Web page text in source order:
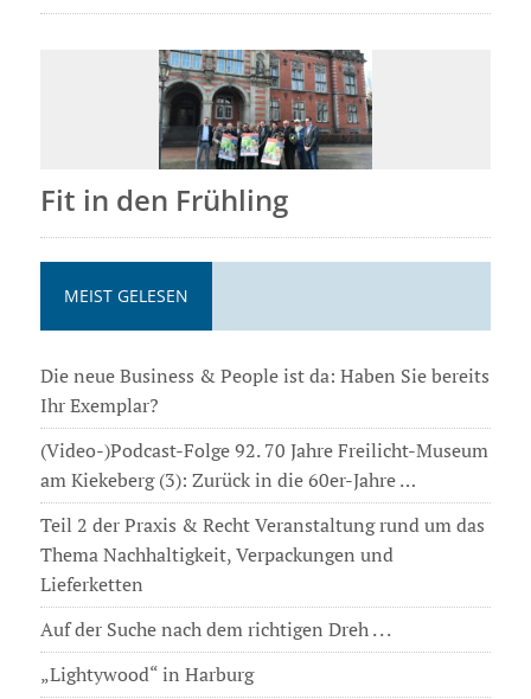
Fit in den Frühling
MEIST GELESEN
Die neue Business & People ist da: Haben Sie bereits
Ihr Exemplar?
(Video-)Podcast-Folge 92. 70 Jahre Freilicht-Museum
am Kiekeberg (3): Zurück in die 60er-Jahre …
Teil 2 der Praxis & Recht Veranstaltung rund um das
Thema Nachhaltigkeit, Verpackungen und
Lieferketten
Auf der Suche nach dem richtigen Dreh . . .
„Lightywood“ in Harburg